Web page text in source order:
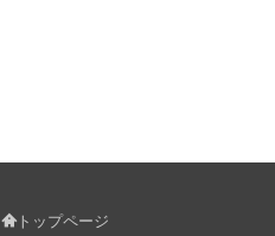
トップページ